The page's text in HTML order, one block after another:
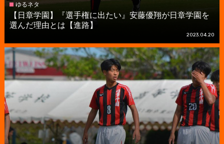
ゆるネタ
【日章学園】『選手権に出たい』安藤優翔が日章学園を
選んだ理由とは【進路】
2023.04.20